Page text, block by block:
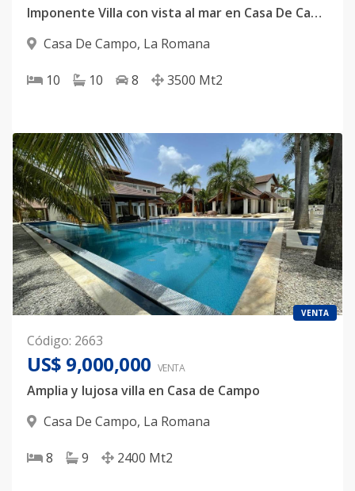
Imponente Villa con vista al mar en Casa De Campo
Casa De Campo, La Romana
10 10 8 3500 Mt2
VENTA
Código: 2663
US$ 9,000,000 VENTA
Amplia y lujosa villa en Casa de Campo
Casa De Campo, La Romana
8 9 2400 Mt2